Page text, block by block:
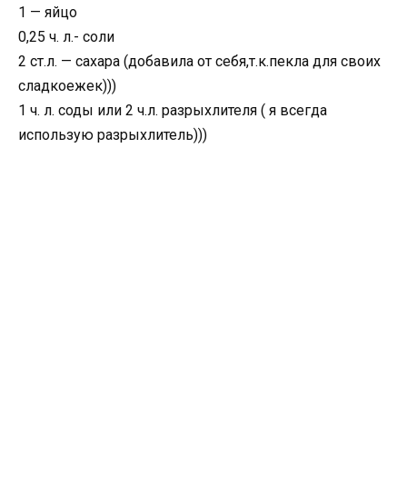
1 — яйцо
0,25 ч. л.- соли
2 ст.л. — сахара (добавила от себя,т.к.пекла для своих
сладкоежек)))
1 ч. л. соды или 2 ч.л. разрыхлителя ( я всегда
использую разрыхлитель)))